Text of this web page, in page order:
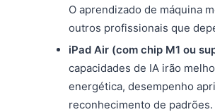
O aprendizado de máquina
outros profissionais que
iPad Air (com chip M1 ou
capacidades de IA irão
energética, desempenho
reconhecimento de padrões.